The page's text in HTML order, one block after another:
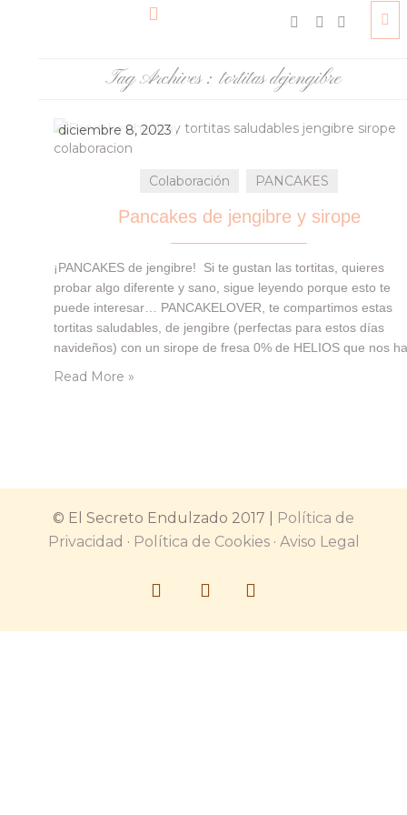
Tag Archives : tortitas dejengibre
diciembre 8, 2023
Colaboración PANCAKES
Pancakes de jengibre y sirope
¡PANCAKES de jengibre! Si te gustan las tortitas, quieres
probar algo diferente y sano, sigue leyendo porque esto te
puede interesar… PANCAKELOVER, te compartimos estas
tortitas saludables, de jengibre (perfectas para estos días
navideños) con un sirope de fresa 0% de HELIOS que nos
Read More »
© El Secreto Endulzado 2017 |
Política de
Privacidad · Política de Cookies· Aviso Legal